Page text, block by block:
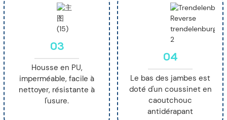
03
Housse en PU,
imperméable, facile à
nettoyer, résistante à
l'usure.
04
Le bas des jambes est
doté d'un coussinet en
caoutchouc
antidérapant